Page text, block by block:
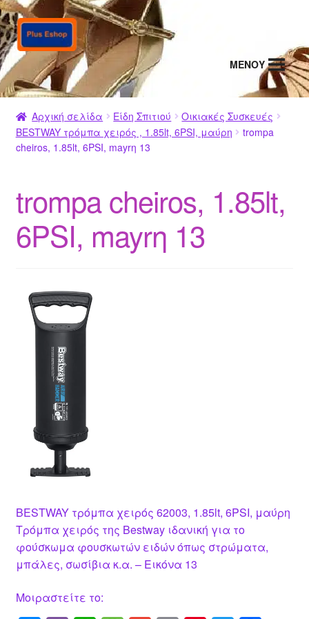
Απευθείας
μετάβαση
στην
πλοήγηση
Μετάβαση
σε
περιεχόμενο
MENΟΥ
Αρχική σελίδα Είδη Σπιτιού
Οικιακές Συσκευές
BESTWAY τρόμπα χειρός , 1.85lt, 6PSI, μαύρη
trompa
cheiros, 1.85lt, 6PSI, mayrη 13
trompa cheiros, 1.85lt,
6PSI, mayrη 13
BESTWAY τρόμπα χειρός 62003, 1.85lt, 6PSI, μαύρη
Τρόμπα χειρός της Bestway ιδανική για το
φούσκωμα φουσκωτών ειδών όπως στρώματα,
μπάλες, σωσίβια κ.α. – Εικόνα 13
Μοιραστείτε το: